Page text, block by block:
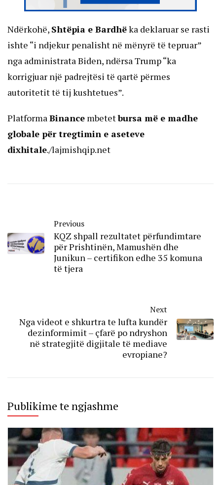
Ndërkohë, Shtëpia e Bardhëka deklaruar se rasti
ishte “i ndjekur penalisht në mënyrë të tepruar”
nga administrata Biden, ndërsa Trump “ka
korrigjuar një padrejtësi të qartë përmes
autoritetit të tij kushtetues”.
PlatformaBinance mbetetbursa më e madhe
globale për tregtimin e aseteve
dixhitale./lajmishqip.net
Previous
KQZ shpall rezultatet përfundimtare
për Prishtinën, Mamushën dhe
Junikun – certifikon edhe 35 komuna
të tjera
Next
Nga videot e shkurtra te lufta kundër
dezinformimit – çfarë po ndryshon
në strategjitë digjitale të mediave
evropiane?
Publikime te ngjashme